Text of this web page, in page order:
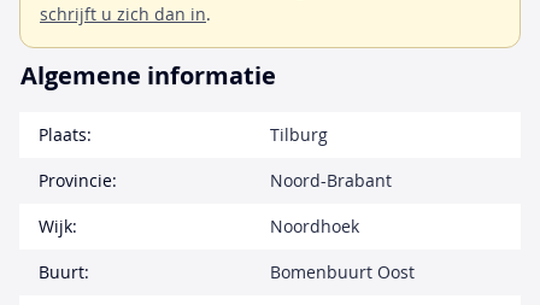
schrijft u zich dan in.
Algemene informatie
Plaats:
Tilburg
Provincie:
Noord-Brabant
Wijk:
Noordhoek
Buurt:
Bomenbuurt Oost